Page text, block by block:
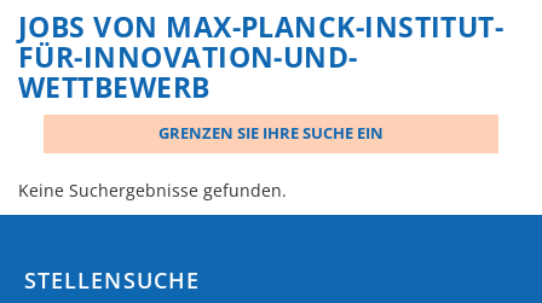
JOBS VON MAX-PLANCK-INSTITUT-
FÜR-INNOVATION-UND-
WETTBEWERB
GRENZEN SIE IHRE SUCHE EIN
Keine Suchergebnisse gefunden.
STELLENSUCHE